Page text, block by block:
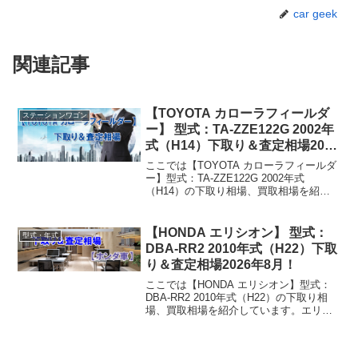
car geek
関連記事
ステーションワゴン
【TOYOTA カローラフィールダ
ー】 型式：TA-ZZE122G 2002年
式（H14）下取り＆査定相場2026
年8月！
ここでは【TOYOTA カローラフィールダ
ー】型式：TA-ZZE122G 2002年式
（H14）の下取り相場、買取相場を紹介
買取相場下取り相場：マイナ...
型式・年式
【HONDA エリシオン】 型式：
DBA-RR2 2010年式（H22）下取
り＆査定相場2026年8月！
ここでは【HONDA エリシオン】型式：
DBA-RR2 2010年式（H22）の下取り相
場、買取相場を紹介しています。エリシ